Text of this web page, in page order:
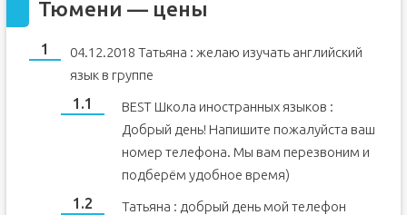
Тюмени — цены
04.12.2018 Татьяна : желаю изучать английский
язык в группе
BEST Школа иностранных языков :
Добрый день! Напишите пожалуйста ваш
номер телефона. Мы вам перезвоним и
подберём удобное время)
Татьяна : добрый день мой телефон